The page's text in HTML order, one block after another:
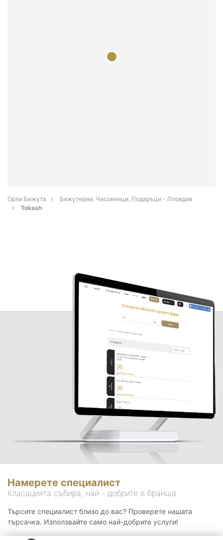
Орли Бижута
Бижутерии, Часовници, Подаръци - Пловдив
Tokash
Намерете специалист
Класацията събира, най - добрите в бранша.
Търсите специалист близо до вас? Проверете нашата
търсачка. Използвайте само най-добрите услуги!